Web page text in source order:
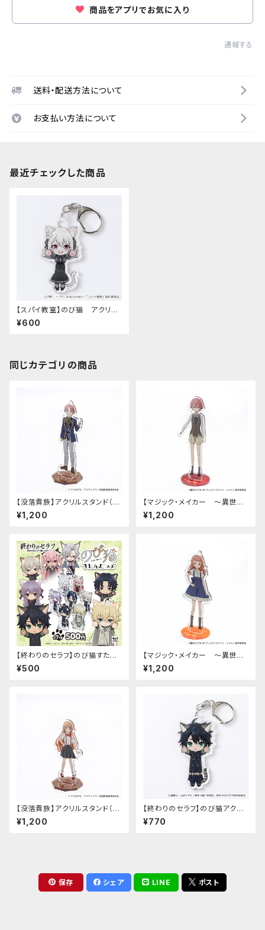
商品をアプリでお気に入り
通報する
送料・配送方法について
お支払い方法について
最近チェックした商品
【スパイ教室】のび猫 アクリル
キーホルダー（リリィ）
¥600
同じカテゴリの商品
【没落貴族】アクリルスタンド（リ
アム）
¥1,200
【マジック・メイカー ～異世界
魔法の作り方～】アクリルスタン
ド（シオン）
¥1,200
【終わりのセラフ】のび猫すたん
だっぷ
¥500
【マジック・メイカー ～異世界
魔法の作り方～】アクリルスタン
ド（マリー）
¥1,200
【没落貴族】アクリルスタンド（少
女ラードーン）
¥1,200
【終わりのセラフ】のび猫アクリ
ルキーホルダー（百夜優一郎）
¥770
保存 シェア LINE ポスト